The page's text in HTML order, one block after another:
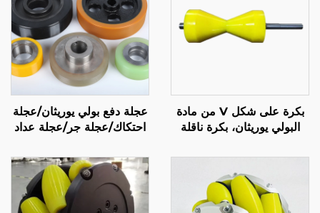
بكرة على شكل V من مادة
البولي يوريثان، بكرة ناقلة
عجلة دفع بولي يوريثان/عجلة
احتكاك/عجلة جر/عجلة عداد